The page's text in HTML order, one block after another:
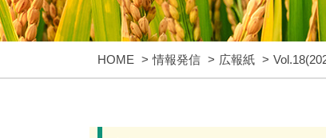
HOME 情報発信 広報紙